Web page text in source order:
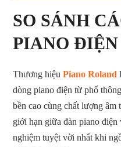
SO SÁNH
PIANO
Thương hiệuPiano Roland
dòng piano điện từ phổ
bền cao cùng chất lượng âm
giới hạn giữa đàn piano điện
nghiệm tuyệt vời nhất khi